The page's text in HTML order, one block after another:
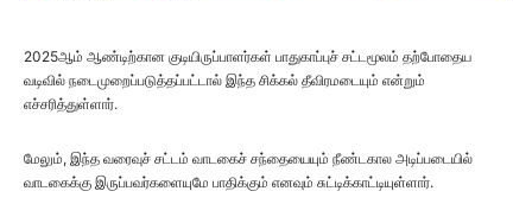
2025ஆம் ஆண்டிற்கான குடியிருப்பாளர்கள் பாதுகாப்புச் சட்டமூலம் தற்போதைய
வடிவில் நடைமுறைப்படுத்தப்பட்டால் இந்த சிக்கல் தீவிரமடையும் என்றும்
எச்சரித்துள்ளார்.
மேலும், இந்த வரைவுச் சட்டம் வாடகைச் சந்தையையும் நீண்டகால அடிப்படையில்
வாடகைக்கு இருப்பவர்களையுமே பாதிக்கும் எனவும் சுட்டிக்காட்டியுள்ளார்.